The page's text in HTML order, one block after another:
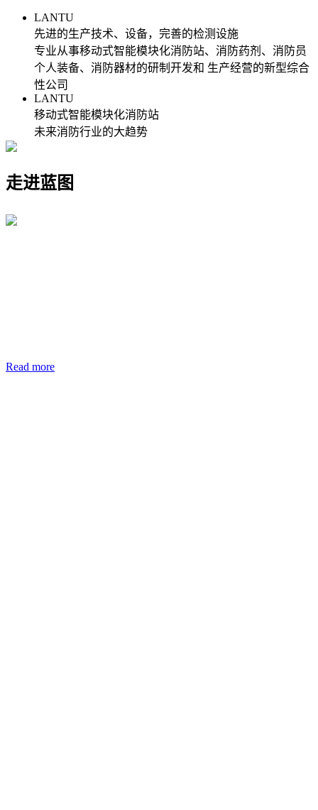
LANTU
先进的生产技术、设备，完善的检测设施
专业从事移动式智能模块化消防站、消防药剂、消防员
个人装备、消防器材的研制开发和 生产经营的新型综合
性公司
LANTU
移动式智能模块化消防站
未来消防行业的大趋势
走进蓝图
Read more